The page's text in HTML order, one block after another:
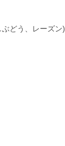
ぶどう、レーズン)